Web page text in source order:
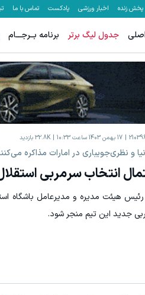
پخش زنده اخبار ورزشی پادکست تماس با ما
جدول لیگ برتر برنامه بــرجـــام
17 بهمن 1403 ساعت 10:33 32.8K بازدید
و نظری‌جویباری در امارات مذاکره
انتخاب سرمربی
هیئت مدیره و مدیرعامل باشگاه
جدید این تیم منجر شود.